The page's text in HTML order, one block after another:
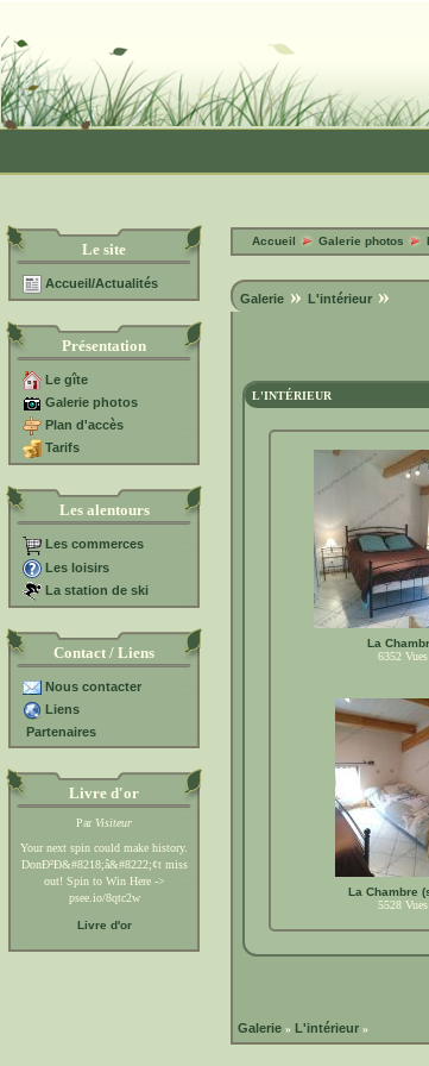
Le site
Accueil/Actualités
Présentation
Le gîte
Galerie photos
Plan d'accès
Tarifs
Les alentours
Les commerces
Les loisirs
La station de ski
Contact / Liens
Nous contacter
Liens
Partenaires
Livre d'or
Par Visiteur
Your next spin could make history.
DonÐ²Ð&#8218;â&#8222;¢t miss
out! Spin to Win Here ->
psee.io/8qtc2w
Livre d'or
Accueil Galerie photos
Galerie » L'intérieur »
L'INTÉRIEUR
La
6352 Vues
La Chambre
5528 Vues
Galerie » L'intérieur »